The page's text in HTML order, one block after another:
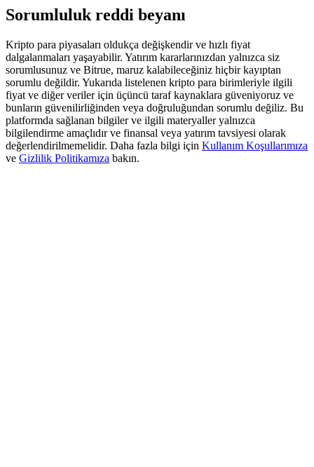
Exclusive for BitMart Users
Register & Trade to Win 500,000 USDT
Precious Metals Trading Carnival
Trade Gold & Silver · 33,333 USDT Bonus
Sorumluluk reddi beyanı
Kripto para piyasaları oldukça değişkendir ve hızlı fiyat
dalgalanmaları yaşayabilir. Yatırım kararlarınızdan yalnızca siz
sorumlusunuz ve Bitrue, maruz kalabileceğiniz hiçbir kayıptan
sorumlu değildir. Yukarıda listelenen kripto para birimleriyle ilgili
fiyat ve diğer veriler için üçüncü taraf kaynaklara güveniyoruz ve
bunların güvenilirliğinden veya doğruluğundan sorumlu değiliz. Bu
platformda sağlanan bilgiler ve ilgili materyaller yalnızca
bilgilendirme amaçlıdır ve finansal veya yatırım tavsiyesi olarak
değerlendirilmemelidir. Daha fazla bilgi için Kullanım Koşullarımıza
ve Gizlilik Politikamıza bakın.